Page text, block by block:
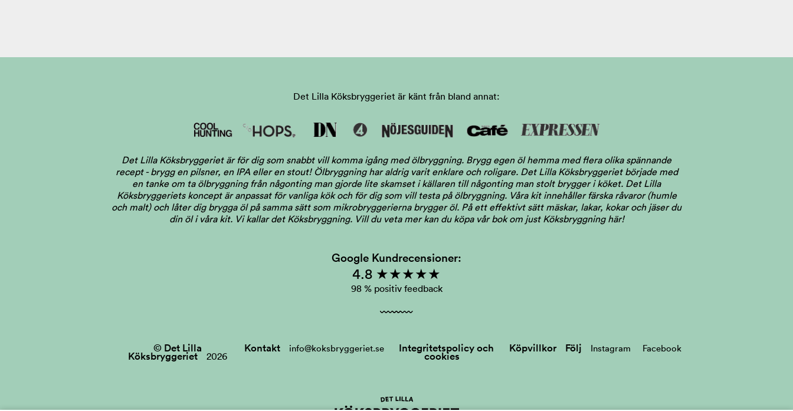
Det Lilla Köksbryggeriet är känt från bland annat:
Det Lilla Köksbryggeriet är för dig som snabbt vill komma igång med ölbryggning. Brygg egen öl hemma med flera olika spännande
recept - brygg en pilsner, en IPA eller en stout! Ölbryggning har aldrig varit enklare och roligare. Det Lilla Köksbryggeriet började med
en tanke om ta ölbryggning från någonting man gjorde lite skamset i källaren till någonting man stolt brygger i köket. Det Lilla
Köksbryggeriets koncept är anpassat för vanliga kök och för dig som vill testa på ölbryggning. Våra kit innehåller färska råvaror (humle
och malt) och låter dig brygga öl på samma sätt som mikrobryggerierna brygger öl. På ett effektivt sätt mäskar, lakar, kokar och jäser du
din öl i våra kit. Vi kallar det Köksbryggning. Vill du veta mer kan du köpa vår bok om just Köksbryggning här!
Google Kundrecensioner:
4.8 ★★★★★
98 % positiv feedback
© Det Lilla
Köksbryggeriet 2026
Kontakt info@koksbryggeriet.se Integritetspolicy och
cookies
Köpvillkor Följ Instagram Facebook